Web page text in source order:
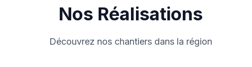
Nos Réalisations
Découvrez nos chantiers dans la région